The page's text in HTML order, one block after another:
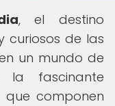
, el destino
curiosos de las
un mundo de
la fascinante
que componen